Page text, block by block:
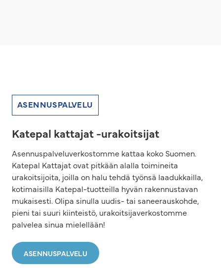
ASENNUSPALVELU
Katepal kattajat -urakoitsijat
Asennuspalveluverkostomme kattaa koko Suomen.
Katepal Kattajat ovat pitkään alalla toimineita
urakoitsijoita, joilla on halu tehdä työnsä laadukkailla,
kotimaisilla Katepal-tuotteilla hyvän rakennustavan
mukaisesti. Olipa sinulla uudis- tai saneerauskohde,
pieni tai suuri kiinteistö, urakoitsijaverkostomme
palvelea sinua mielellään!
ASENNUSPALVELU